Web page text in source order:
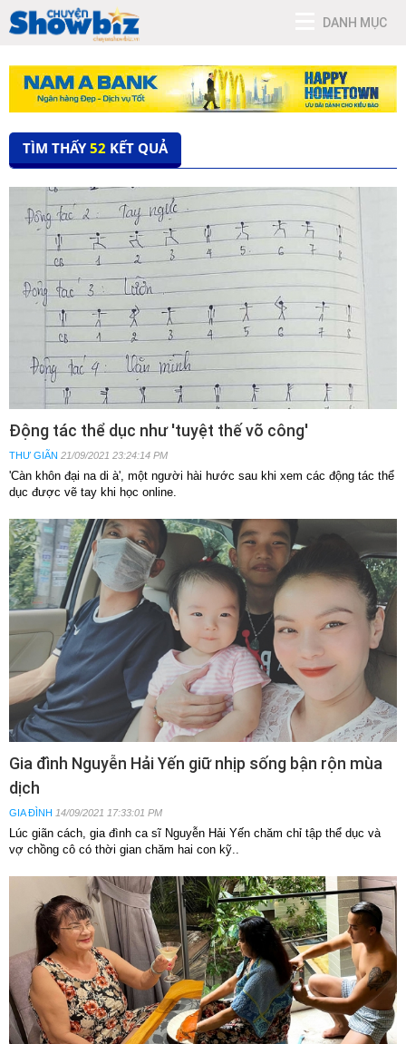
DANH MỤC
TÌM THẤY52 KẾT QUẢ
Động tác thể dục như 'tuyệt thế võ công'
THƯ GIÃN 21/09/2021 23:24:14 PM
'Càn khôn đại na di à', một người hài hước sau khi xem các động tác thể
dục được vẽ tay khi học online.
Gia đình Nguyễn Hải Yến giữ nhịp sống bận rộn mùa
dịch
GIA ĐÌNH 14/09/2021 17:33:01 PM
Lúc giãn cách, gia đình ca sĩ Nguyễn Hải Yến chăm chỉ tập thể dục và
vợ chồng cô có thời gian chăm hai con kỹ..